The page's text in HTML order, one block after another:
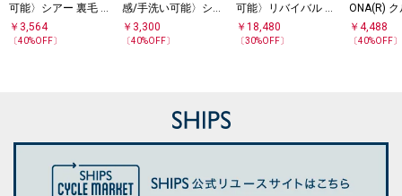
可能〉シアー 裏毛 ク
ルーネック フレンチ
スリーブ TEE
￥ 3,564
〔40%OFF〕
感/手洗い可能〉シア
ー コットン クルーネ
ック ロンTEE
￥ 3,300
〔40%OFF〕
可能〉リバイバル ソ
フト シルク クルーネ
ック
￥ 18,480
〔30%OFF〕
ONA(R)
TEE
￥4,488
〔40%OFF〕